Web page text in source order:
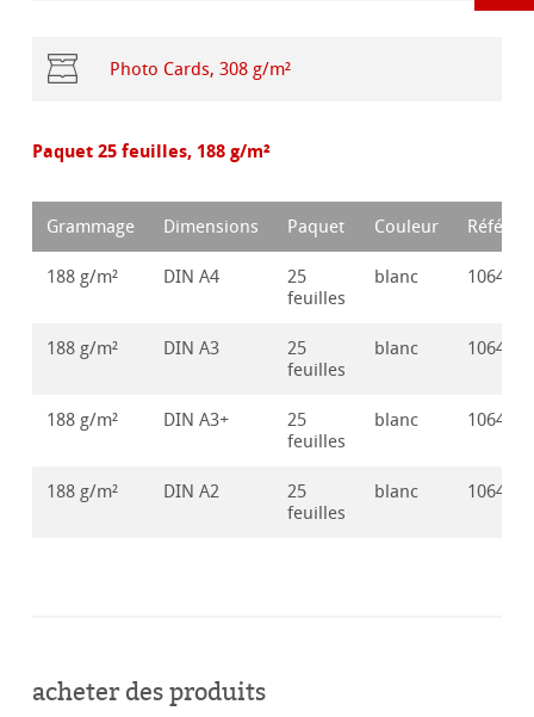
Photo Cards, 308 g/m²
Paquet 25 feuilles, 188 g/m²
Grammage Dimensions Paquet Couleur
188 g/m² DIN A4
25
feuilles
blanc
188 g/m² DIN A3
25
feuilles
blanc
188 g/m² DIN A3+
25
feuilles
blanc
188 g/m² DIN A2
25
feuilles
blanc
acheter des produits